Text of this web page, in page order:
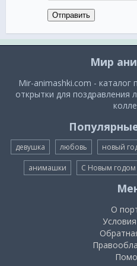
Отправить
Мир
Mir-animashki.com - каталог
открытки для
девушка любовь новый
анимашки С Новым годом
О